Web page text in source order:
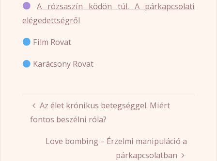
A rózsaszín ködön túl. A párkapcsolati
elégedettségről
Film Rovat
Karácsony Rovat
Az élet krónikus betegséggel. Miért
fontos beszélni róla?
Love bombing – Érzelmi manipuláció a
párkapcsolatban